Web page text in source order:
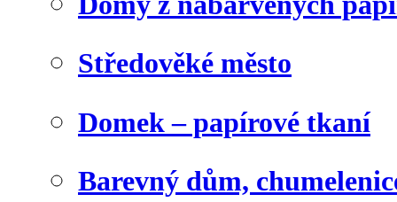
Středověké město
Domek – papírové tkaní
Barevný dům,